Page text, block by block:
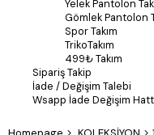
Yelek Pantolon
Gömlek Pantolon
Spor Takım
TrikoTakım
499₺ Takım
Sipariş Takip
İade / Değişim Talebi
Wsapp İade Değişim